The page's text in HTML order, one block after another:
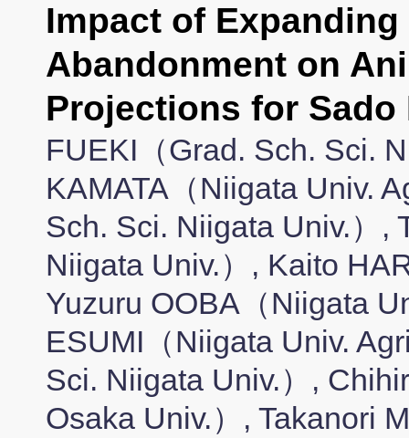
Impact of
Abandonment on
Projections for Sado
FUEKI（Grad. Sch. Sci.
KAMATA（Niigata Univ.
Sch. Sci. Niigata Univ.）,
Niigata Univ.）, Kaito
Yuzuru OOBA（Niigata
ESUMI（Niigata Univ.
Sci. Niigata Univ.）,
Osaka Univ.）, Takanori